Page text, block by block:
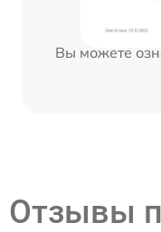
Вы можете
Отзывы